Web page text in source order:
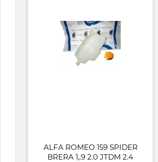
ALFA ROMEO 159 SPIDER
BRERA 1,.9 2.0 JTDM 2.4